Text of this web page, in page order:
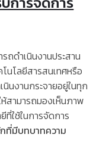
ดำเนินงานประสาน
นโลยีสารสนเทศหรือ
นินงานกระจายอยู่ในทุก
ห้สามารถมองเห็นภาพ
ที่ใช้ในการจัดการ
ที่มีบทบาทความ